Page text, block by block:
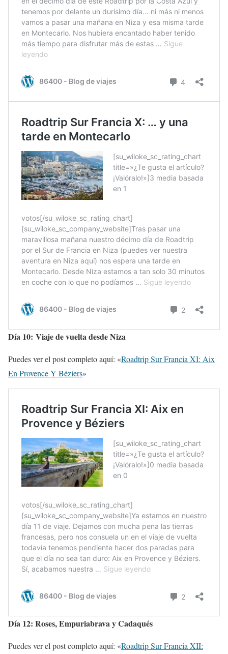
Día 10: Viaje de vuelta desde Niza
Puedes ver el post completo aquí: «Roadtrip Sur Francia XI: Aix
En Provence Y Béziers»
Día 12: Roses, Empuriabrava y Cadaqués
Puedes ver el post completo aquí: «Roadtrip Sur Francia XII: